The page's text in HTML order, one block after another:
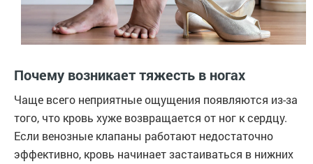
Почему возникает тяжесть в ногах
Чаще всего неприятные ощущения появляются из-за
того, что кровь хуже возвращается от ног к сердцу.
Если венозные клапаны работают недостаточно
эффективно, кровь начинает застаиваться в нижних